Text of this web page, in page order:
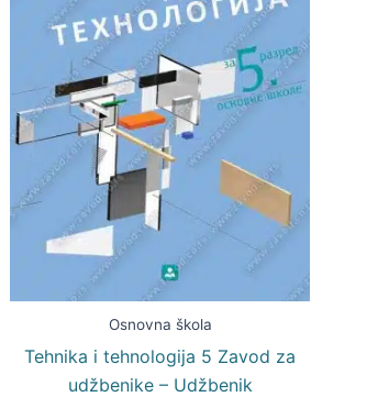
Osnovna škola
Tehnika i tehnologija 5 Zavod za
udžbenike – Udžbenik